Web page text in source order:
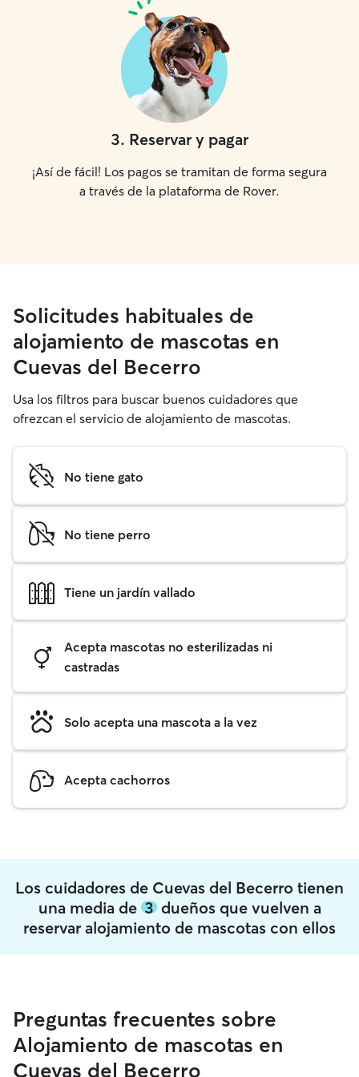
3. Reservar y pagar
¡Así de fácil! Los pagos se tramitan de forma segura
a través de la plataforma de Rover.
Solicitudes habituales de
alojamiento de mascotas en
Cuevas del Becerro
Usa los filtros para buscar buenos cuidadores que
ofrezcan el servicio de alojamiento de mascotas.
No tiene gato
No tiene perro
Tiene un jardín vallado
Acepta mascotas no esterilizadas ni
castradas
Solo acepta una mascota a la vez
Acepta cachorros
Los cuidadores de Cuevas del Becerro tienen
una media de 3dueños que vuelven a
reservar alojamiento de mascotas con ellos
Preguntas frecuentes sobre
Alojamiento de mascotas en
Cuevas del Becerro